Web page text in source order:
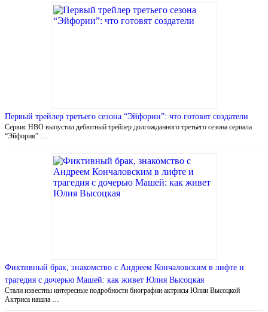
Первый трейлер третьего сезона “Эйфории”: что готовят создатели
Сервис HBO выпустил дебютный трейлер долгожданного третьего сезона сериала
“Эйфория” …
Фиктивный брак, знакомство с Андреем Кончаловским в лифте и
трагедия с дочерью Машей: как живет Юлия Высоцкая
Стали известны интересные подробности биографии актрисы Юлии Высоцкой
Актриса нашла …